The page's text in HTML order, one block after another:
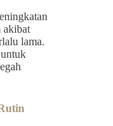
akibat
lama.